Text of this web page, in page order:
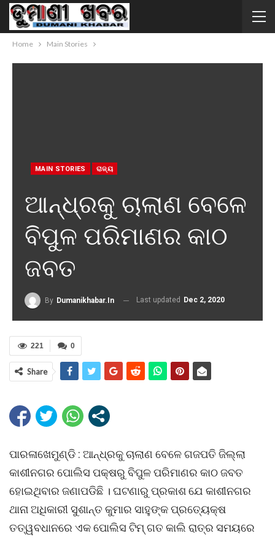
Home Main Stories
MAIN STORIES ରାଜ୍ୟ
ଆନ୍ଧ୍ରକୁ ଚାଲାଣ ବେଳେ
ବିପୁଳ ପରିମାଣର କାଠ
ଜବତ
By Dumanikhabar.in Last updated Dec 2, 2020
0
221
Share
ପାରଳାଖେମୁଣ୍ଡି : ଆନ୍ଧ୍ରକୁ ଚାଲାଣ ବେଳେ ଗଜପତି ଜିଲ୍ଲା
କାଶୀନଗର ପୋଲିସ ପକ୍ଷରୁ ବିପୁଳ ପରିମାଣର କାଠ ଜବତ
ହୋଇଥିବାର ଜଣାପଡିଛି । ଘଟଣାରୁ ପ୍ରକାଶ ଯେ କାଶୀନଗର
ଥାନା ଅଧିକାରୀ ସୁଶାନ୍ତ କୁମାର ସାହୁଙ୍କ ପ୍ରତ୍ୟେକ୍ଷ
ତତ୍ୱବଧାନରେ ଏକ ପୋଲିସ ଟିମ୍ ଗତ କାଲି ରାତ୍ର ସମୟରେ